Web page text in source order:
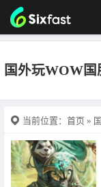
国外玩WOW国
当前位置： 首页 »